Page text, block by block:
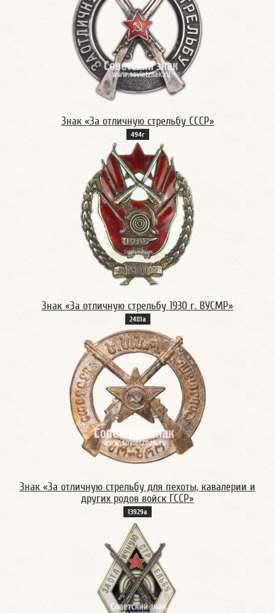
Знак «За отличную стрельбу СССР»
494г
Знак «За отличную стрельбу 1930 г. ВУСМР»
2481а
Знак «За отличную стрельбу для пехоты, кавалерии и
других родов войск ГССР»
13929а